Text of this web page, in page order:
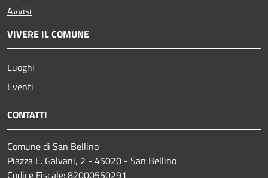
Avvisi
VIVERE IL COMUNE
Luoghi
Eventi
CONTATTI
Comune di San Bellino
Piazza E. Galvani, 2 - 45020 - San Bellino
Codice Fiscale: 82000550291